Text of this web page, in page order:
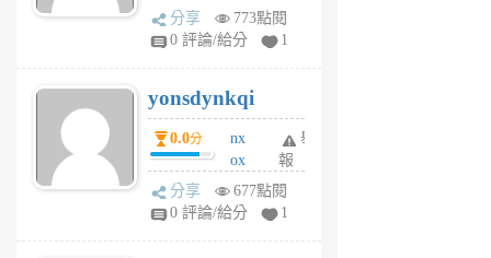
wt
sv
6
個
月
前
分享
773點閱
0 評論/給分
1
yonsdynkqi
0.0分
nx
ox
rh
pe
舉
報
分享
677點閱
0 評論/給分
1